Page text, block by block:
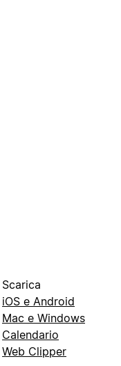
Scarica
iOS e Android
Mac e Windows
Calendario
Web Clipper